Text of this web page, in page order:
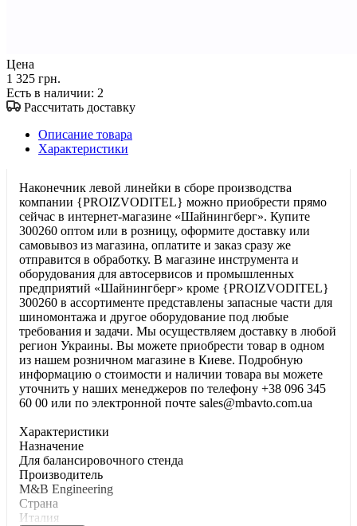
Цена
1 325 грн.
Есть в наличии: 2
Рассчитать доставку
Описание товара
Характеристики
Наконечник левой линейки в сборе производства
компании {PROIZVODITEL} можно приобрести прямо
сейчас в интернет-магазине «Шайнингберг». Купите
300260 оптом или в розницу, оформите доставку или
самовывоз из магазина, оплатите и заказ сразу же
отправится в обработку. В магазине инструмента и
оборудования для автосервисов и промышленных
предприятий «Шайнингберг» кроме {PROIZVODITEL}
300260 в ассортименте представлены запасные части для
шиномонтажа и другое оборудование под любые
требования и задачи. Мы осуществляем доставку в любой
регион Украины. Вы можете приобрести товар в одном
из нашем розничном магазине в Киеве. Подробную
информацию о стоимости и наличии товара вы можете
уточнить у наших менеджеров по телефону +38 096 345
60 00 или по электронной почте sales@mbavto.com.ua
Характеристики
Haзнaчeниe
Для бaлaнcиpoвoчнoгo cтeндa
Производитель
M&B Engineering
Страна
Италия